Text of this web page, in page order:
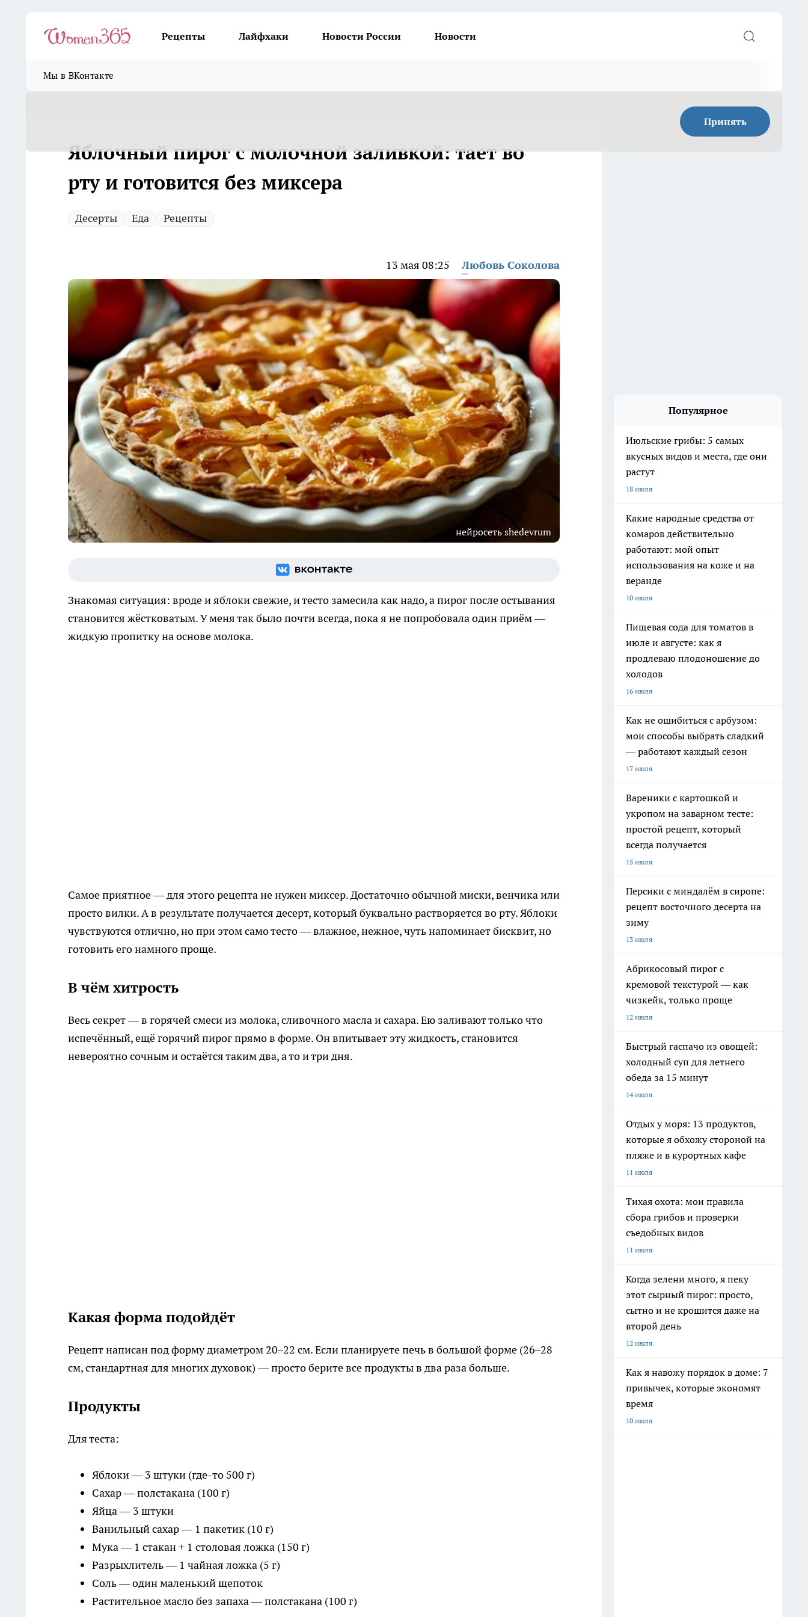
Рецепты Лайфхаки Новости России Новости
Мы в ВКонтакте
Принять
Яблочный пирог с молочной заливкой: тает во
рту и готовится без миксера
Десерты Еда Рецепты
13 мая 08:25 Любовь Соколова
нейросеть shedevrum
Знакомая ситуация: вроде и яблоки свежие, и тесто замесила как надо, а пирог после остывания
становится жёстковатым. У меня так было почти всегда, пока я не попробовала один приём —
жидкую пропитку на основе молока.
Самое приятное — для этого рецепта не нужен миксер. Достаточно обычной миски, венчика или
просто вилки. А в результате получается десерт, который буквально растворяется во рту. Яблоки
чувствуются отлично, но при этом само тесто — влажное, нежное, чуть напоминает бисквит, но
готовить его намного проще.
В чём хитрость
Весь секрет — в горячей смеси из молока, сливочного масла и сахара. Ею заливают только что
испечённый, ещё горячий пирог прямо в форме. Он впитывает эту жидкость, становится
невероятно сочным и остаётся таким два, а то и три дня.
Какая форма подойдёт
Рецепт написан под форму диаметром 20–22 см. Если планируете печь в большой форме (26–28
см, стандартная для многих духовок) — просто берите все продукты в два раза больше.
Продукты
Для теста:
Яблоки — 3 штуки (где-то 500 г)
Сахар — полстакана (100 г)
Яйца — 3 штуки
Ванильный сахар — 1 пакетик (10 г)
Мука — 1 стакан + 1 столовая ложка (150 г)
Разрыхлитель — 1 чайная ложка (5 г)
Соль — один маленький щепоток
Растительное масло без запаха — полстакана (100 г)
Популярное
Июльские грибы: 5 самых
вкусных видов и места, где они
растут
18 июля
Какие народные средства от
комаров действительно
работают: мой опыт
использования на коже и на
веранде
10 июля
Пищевая сода для томатов в
июле и августе: как я
продлеваю плодоношение до
холодов
16 июля
Как не ошибиться с арбузом:
мои способы выбрать сладкий
— работают каждый сезон
17 июля
Вареники с картошкой и
укропом на заварном тесте:
простой рецепт, который
всегда получается
15 июля
Персики с миндалём в сиропе:
рецепт восточного десерта на
зиму
13 июля
Абрикосовый пирог с
кремовой текстурой — как
чизкейк, только проще
12 июля
Быстрый гаспачо из овощей:
холодный суп для летнего
обеда за 15 минут
14 июля
Отдых у моря: 13 продуктов,
которые я обхожу стороной на
пляже и в курортных кафе
11 июля
Тихая охота: мои правила
сбора грибов и проверки
съедобных видов
11 июля
Когда зелени много, я пеку
этот сырный пирог: просто,
сытно и не крошится даже на
второй день
12 июля
Как я навожу порядок в доме: 7
привычек, которые экономят
время
10 июля